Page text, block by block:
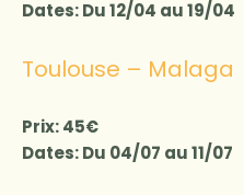
Dates: Du 12/04 au 19/04
Toulouse – Malaga
Prix: 45€
Dates: Du 04/07 au 11/07